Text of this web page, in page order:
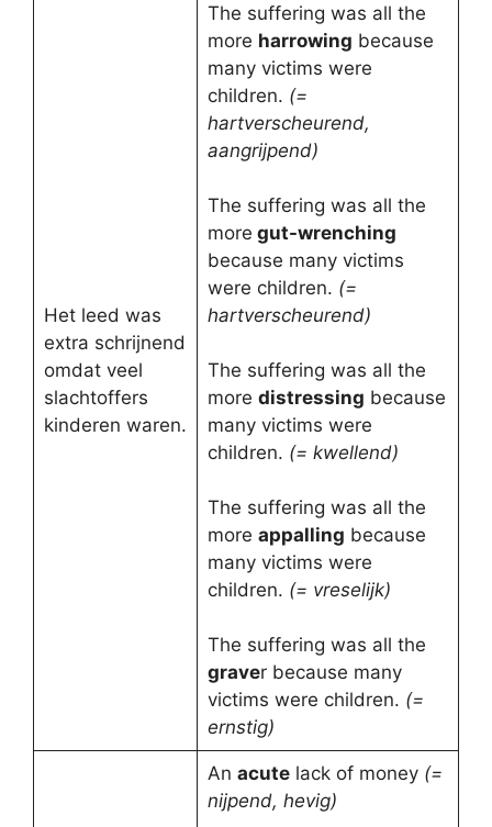
Het leed was
extra schrijnend
omdat veel
slachtoffers
kinderen waren.
The suffering was all the
more harrowing because
many victims were
children. (=
hartverscheurend,
aangrijpend)
The suffering was all the
more gut-wrenching
because many victims
were children. (=
hartverscheurend)
The suffering was all the
more distressing because
many victims were
children. (= kwellend)
The suffering was all the
more appalling because
many victims were
children. (= vreselijk)
The suffering was all the
graver because many
victims were children. (=
ernstig)
An acutelack of money (=
nijpend, hevig)